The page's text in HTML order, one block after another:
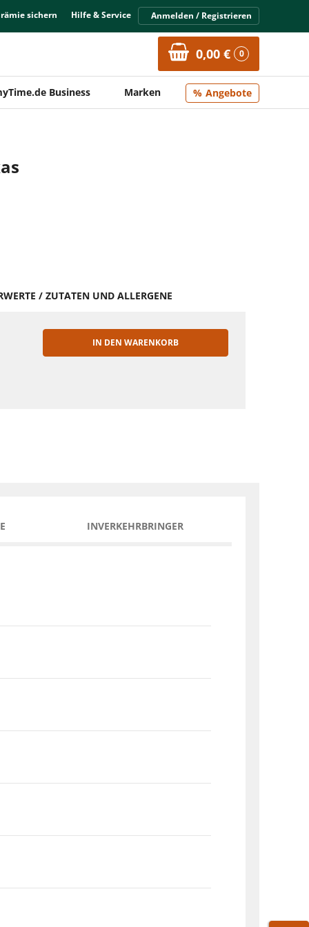
sichern Hilfe & Service Anmelden / Registrieren
0,00 € 0
Business Marken Angebote
/ ZUTATEN UND ALLERGENE
IN DEN WARENKORB
INVERKEHRBRINGER